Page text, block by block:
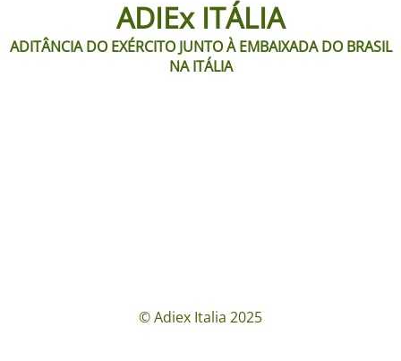
ADIEx ITÁLIA
ADITÂNCIA DO EXÉRCITO JUNTO À EMBAIXADA DO BRASIL
NA ITÁLIA
© Adiex Italia 2025